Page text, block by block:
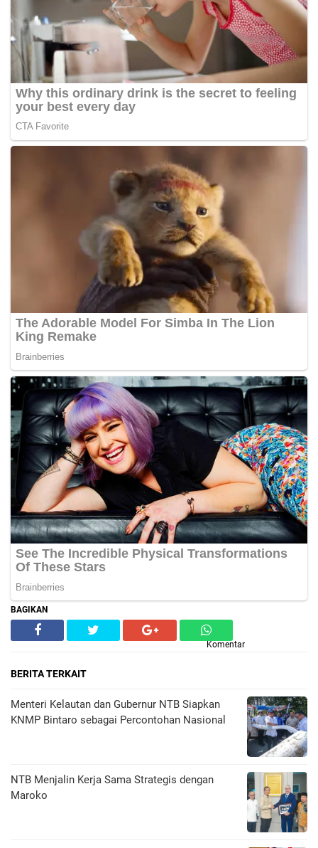
BAGIKAN
Komentar
BERITA TERKAIT
Menteri Kelautan dan Gubernur NTB Siapkan
KNMP Bintaro sebagai Percontohan Nasional
NTB Menjalin Kerja Sama Strategis dengan
Maroko